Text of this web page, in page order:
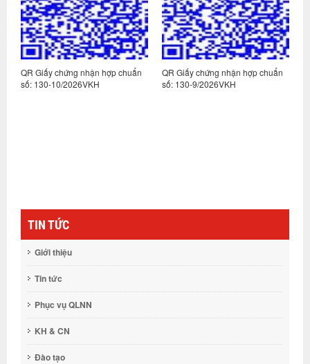
QR Giấy chứng nhận hợp chuẩn
số: 130-10/2026VKH
QR Giấy chứng nhận hợp chuẩn
số: 130-9/2026VKH
TIN TỨC
Giới thiệu
Tin tức
Phục vụ QLNN
KH & CN
Đào tạo